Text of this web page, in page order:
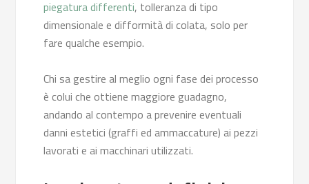
piegatura differenti, tolleranza di tipo
dimensionale e difformità di colata, solo per
fare qualche esempio.
Chi sa gestire al meglio ogni fase dei processo
è colui che ottiene maggiore guadagno,
andando al contempo a prevenire eventuali
danni estetici (graffi ed ammaccature) ai pezzi
lavorati e ai macchinari utilizzati.